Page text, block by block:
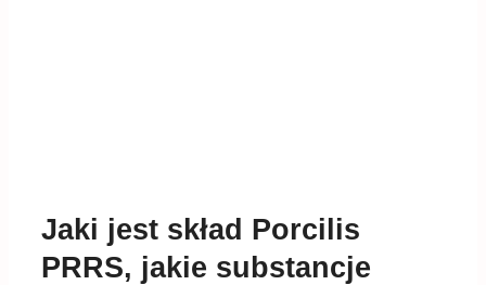
Jaki jest skład Porcilis
PRRS, jakie substancje